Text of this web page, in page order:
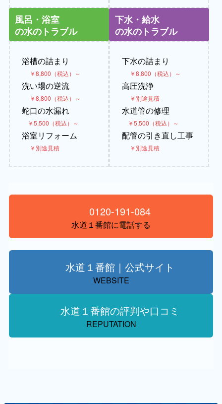
風呂・浴室
の水のトラブル
浴槽の詰まり
￥8,800（税込）～
洗い場の逆流
￥8,800（税込）～
蛇口の水漏れ
￥5,500（税込）～
浴室リフォーム
￥別途見積
下水・給水
の水のトラブル
下水の詰まり
￥8,800（税込）～
高圧洗浄
￥別途見積
水道管の修理
￥5,500（税込）～
配管の引き直し工事
￥別途見積
0120-191-084
水道１番館に電話する
水道１番館｜公式サイト
WEBSITE
水道１番館の評判や口コミ
REPUTATION